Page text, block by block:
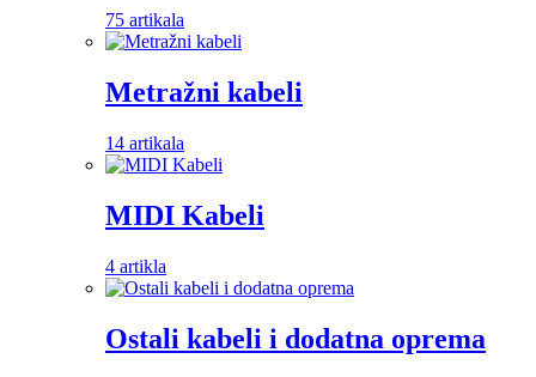
75 artikala
Metražni kabeli
14 artikala
MIDI Kabeli
4 artikla
Ostali kabeli i dodatna oprema